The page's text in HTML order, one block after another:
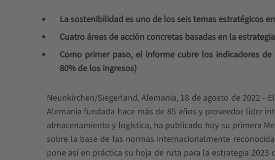
La sostenibilidad es uno de los seis temas estratégicos
Cuatro áreas de acción concretas basadas en la
Como primer paso, el informe cubre los indicadores
80% de los ingresos)
Neunkirchen/Siegerland, Alemania, 18 de agosto de 2022 -
Alemania fundada hace más de 85 años y proveedor líder
almacenamiento y logística, ha publicado hoy su primera
sobre la base de las normas internacionalmente
pone así en práctica su hoja de ruta para la estrategia